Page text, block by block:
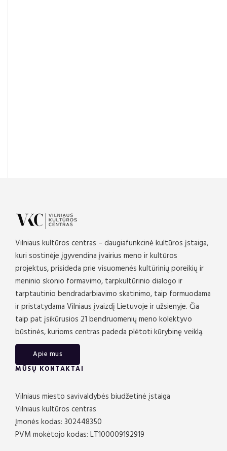
Vilniaus kultūros centras – daugiafunkcinė kultūros įstaiga,
kuri sostinėje įgyvendina įvairius meno ir kultūros
projektus, prisideda prie visuomenės kultūrinių poreikių ir
meninio skonio formavimo, tarpkultūrinio dialogo ir
tarptautinio bendradarbiavimo skatinimo, taip formuodama
ir pristatydama Vilniaus įvaizdį Lietuvoje ir užsienyje. Čia
taip pat įsikūrusios 21 bendruomenių meno kolektyvo
būstinės, kurioms centras padeda plėtoti kūrybinę veiklą.
Apie mus
MŪSŲ KONTAKTAI
Vilniaus miesto savivaldybės biudžetinė įstaiga
Vilniaus kultūros centras
Įmonės kodas: 302448350
PVM mokėtojo kodas: LT100009192919